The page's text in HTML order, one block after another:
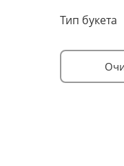
Тип букета